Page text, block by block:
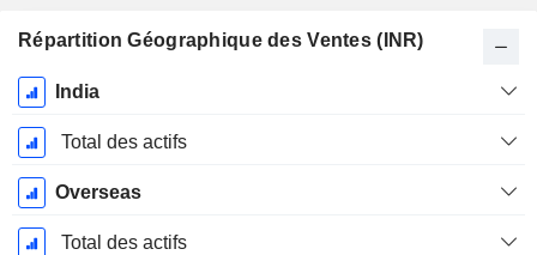
Répartition Géographique des Ventes (INR)
Période
Fiscale:
Mars
India
Total des actifs
Overseas
Total des actifs